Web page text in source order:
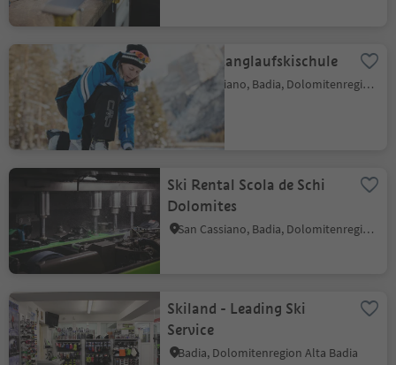
Verleih Langlaufskischule
San Cassiano, Badia, Dolomitenregion Alta Badia
Ski Rental Scola de Schi
Dolomites
San Cassiano, Badia, Dolomitenregion Alta Badia
Skiland - Leading Ski
Service
Badia, Dolomitenregion Alta Badia